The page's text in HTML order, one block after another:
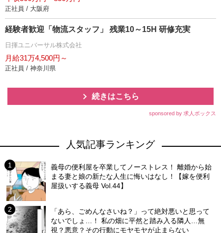
正社員 / 大阪府
経験者歓迎「物流スタッフ」 残業10～15H 研修充実
日揮ユニバーサル株式会社
月給31万4,500円～
正社員 / 神奈川県
続きはこちら
sponsored by 求人ボックス
人気記事ランキング
義母の便利屋を卒業してノーストレス！ 離婚から始
まる妻と娘の新たな人生に悔いはなし！【嫁を便利
屋扱いする義母 Vol.44】
「あら、ごめんなさいね？」って絶対悪いと思って
ないでしょ…！ 私の畑に平然と踏み入る隣人…無
視？悪意？その行動にモヤモヤが止まらない